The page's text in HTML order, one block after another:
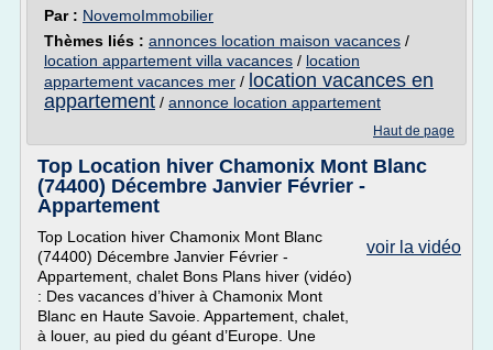
Par : NovemoImmobilier
Thèmes liés : annonces location maison vacances /
location appartement villa vacances / location
appartement vacances mer / location vacances en
appartement / annonce location appartement
Haut de page
Top Location hiver Chamonix Mont Blanc
(74400) Décembre Janvier Février -
Appartement
voir la vidéo
Top Location hiver Chamonix Mont Blanc
(74400) Décembre Janvier Février -
Appartement, chalet Bons Plans hiver (vidéo)
: Des vacances d’hiver à Chamonix Mont
Blanc en Haute Savoie. Appartement, chalet,
à louer, au pied du géant d’Europe. Une